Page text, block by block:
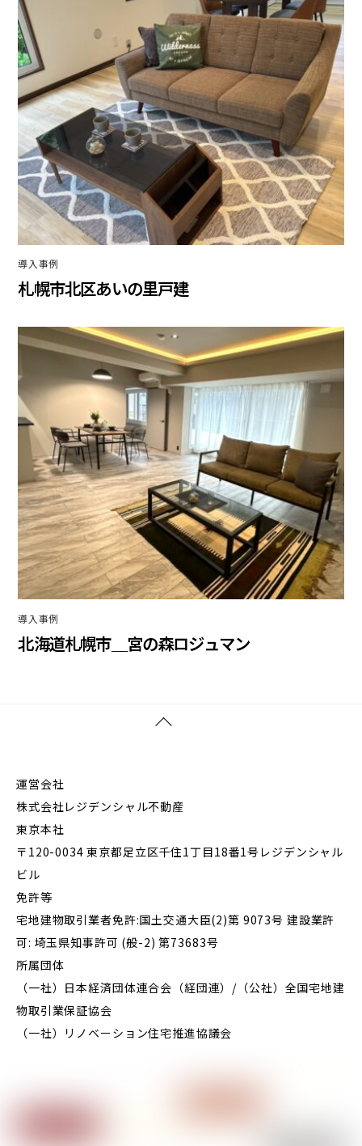
導入事例
札幌市北区あいの里戸建
導入事例
北海道札幌市＿宮の森ロジュマン
Back
運営会社
株式会社レジデンシャル不動産
東京本社
〒120-0034 東京都足立区千住1丁目18番1号レジデンシャル
ビル
免許等
宅地建物取引業者免許:国土交通大臣(2)第 9073号 建設業許
可: 埼玉県知事許可 (般-2) 第73683号
所属団体
（一社）日本経済団体連合会（経団連）/（公社）全国宅地建
物取引業保証協会
（一社）リノベーション住宅推進協議会